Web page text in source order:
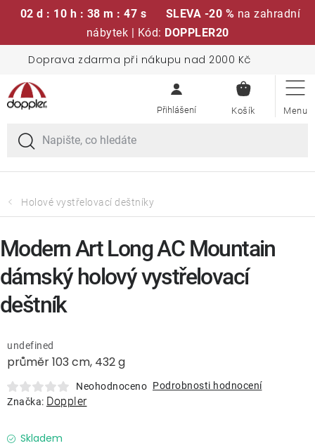
02 d : 10 h : 38 m : 47 s SLEVA -20 % na zahradní
nábytek | Kód: DOPPLER20
obsah
Doprava zdarma při nákupu nad 2000 Kč
KOŠÍK
Sedací soupravy
Slunečníky
Křesla a židle
Lavice a houpačky
Doplňky
Deštníky
Holové vystřelovací deštníky
průměr 103 cm, 432 g
undefined
Neohodnoceno Podrobnosti hodnocení
Značka: Doppler
Skladem
Modern Art Long AC Mountain
dámský holový vystřelovací
deštník